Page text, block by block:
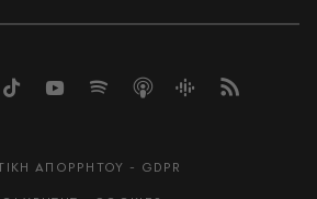
ΑΠΟΡΡΗΤΟΥ - GDPR